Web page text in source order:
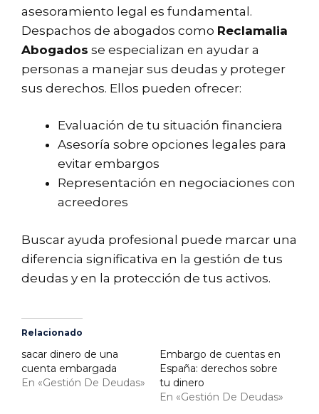
asesoramiento legal es fundamental.
Despachos de abogados como Reclamalia
Abogados se especializan en ayudar a
personas a manejar sus deudas y proteger
sus derechos. Ellos pueden ofrecer:
Evaluación de tu situación financiera
Asesoría sobre opciones legales para
evitar embargos
Representación en negociaciones con
acreedores
Buscar ayuda profesional puede marcar una
diferencia significativa en la gestión de tus
deudas y en la protección de tus activos.
Relacionado
sacar dinero de una
cuenta embargada
En «Gestión De Deudas»
Embargo de cuentas en
España: derechos sobre
tu dinero
En «Gestión De Deudas»